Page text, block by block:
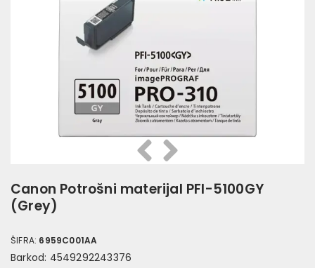
PrethodnaSlijedeća
Canon Potrošni materijal PFI-5100GY
(Grey)
ŠIFRA: 6959C001AA
Barkod: 4549292243376